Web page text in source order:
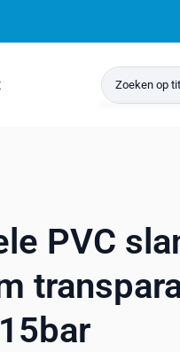
PVC